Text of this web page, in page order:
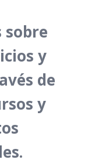
sobre
y
de
y